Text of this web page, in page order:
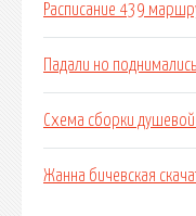
Расписание 439
Падали но
Схема сборки
Жанна бичевская